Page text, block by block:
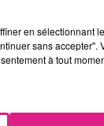
Cette œuvre
ce sont les
en sélectionnant
sans
à tout